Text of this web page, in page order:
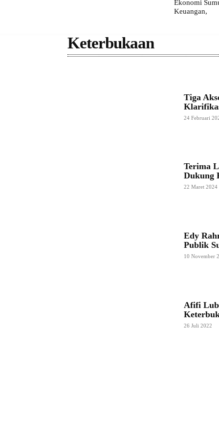
Ekonomi
Keuangan,
Keterbukaan
Tiga
24 Februari
Terima
Dukung
22 Maret 2024
Edy
Publik
10 November
Afifi
26 Juli 2022